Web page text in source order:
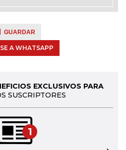
GUARDAR
A WHATSAPP
EXCLUSIVOS PARA
SUSCRIPTORES
1